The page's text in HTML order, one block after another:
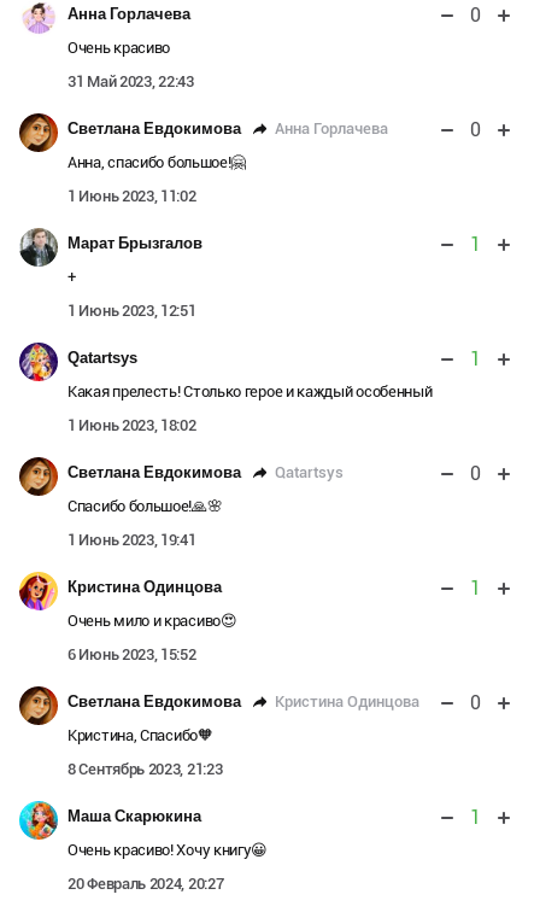
Анна Горлачева 0
Очень красиво
31 Май 2023, 22:43
Светлана Евдокимова Анна Горлачева 0
Анна, спасибо большое!🤗
1 Июнь 2023, 11:02
Марат Брызгалов 1
+
1 Июнь 2023, 12:51
Qatartsys 1
Какая прелесть! Столько герое и каждый особенный
1 Июнь 2023, 18:02
Светлана Евдокимова Qatartsys 0
Спасибо большое!🙏🌸
1 Июнь 2023, 19:41
Кристина Одинцова 1
Очень мило и красиво😍
6 Июнь 2023, 15:52
Светлана Евдокимова Кристина Одинцова 0
Кристина, Спасибо🧡
8 Сентябрь 2023, 21:23
Маша Скарюкина 1
Очень красиво! Хочу книгу😀
20 Февраль 2024, 20:27